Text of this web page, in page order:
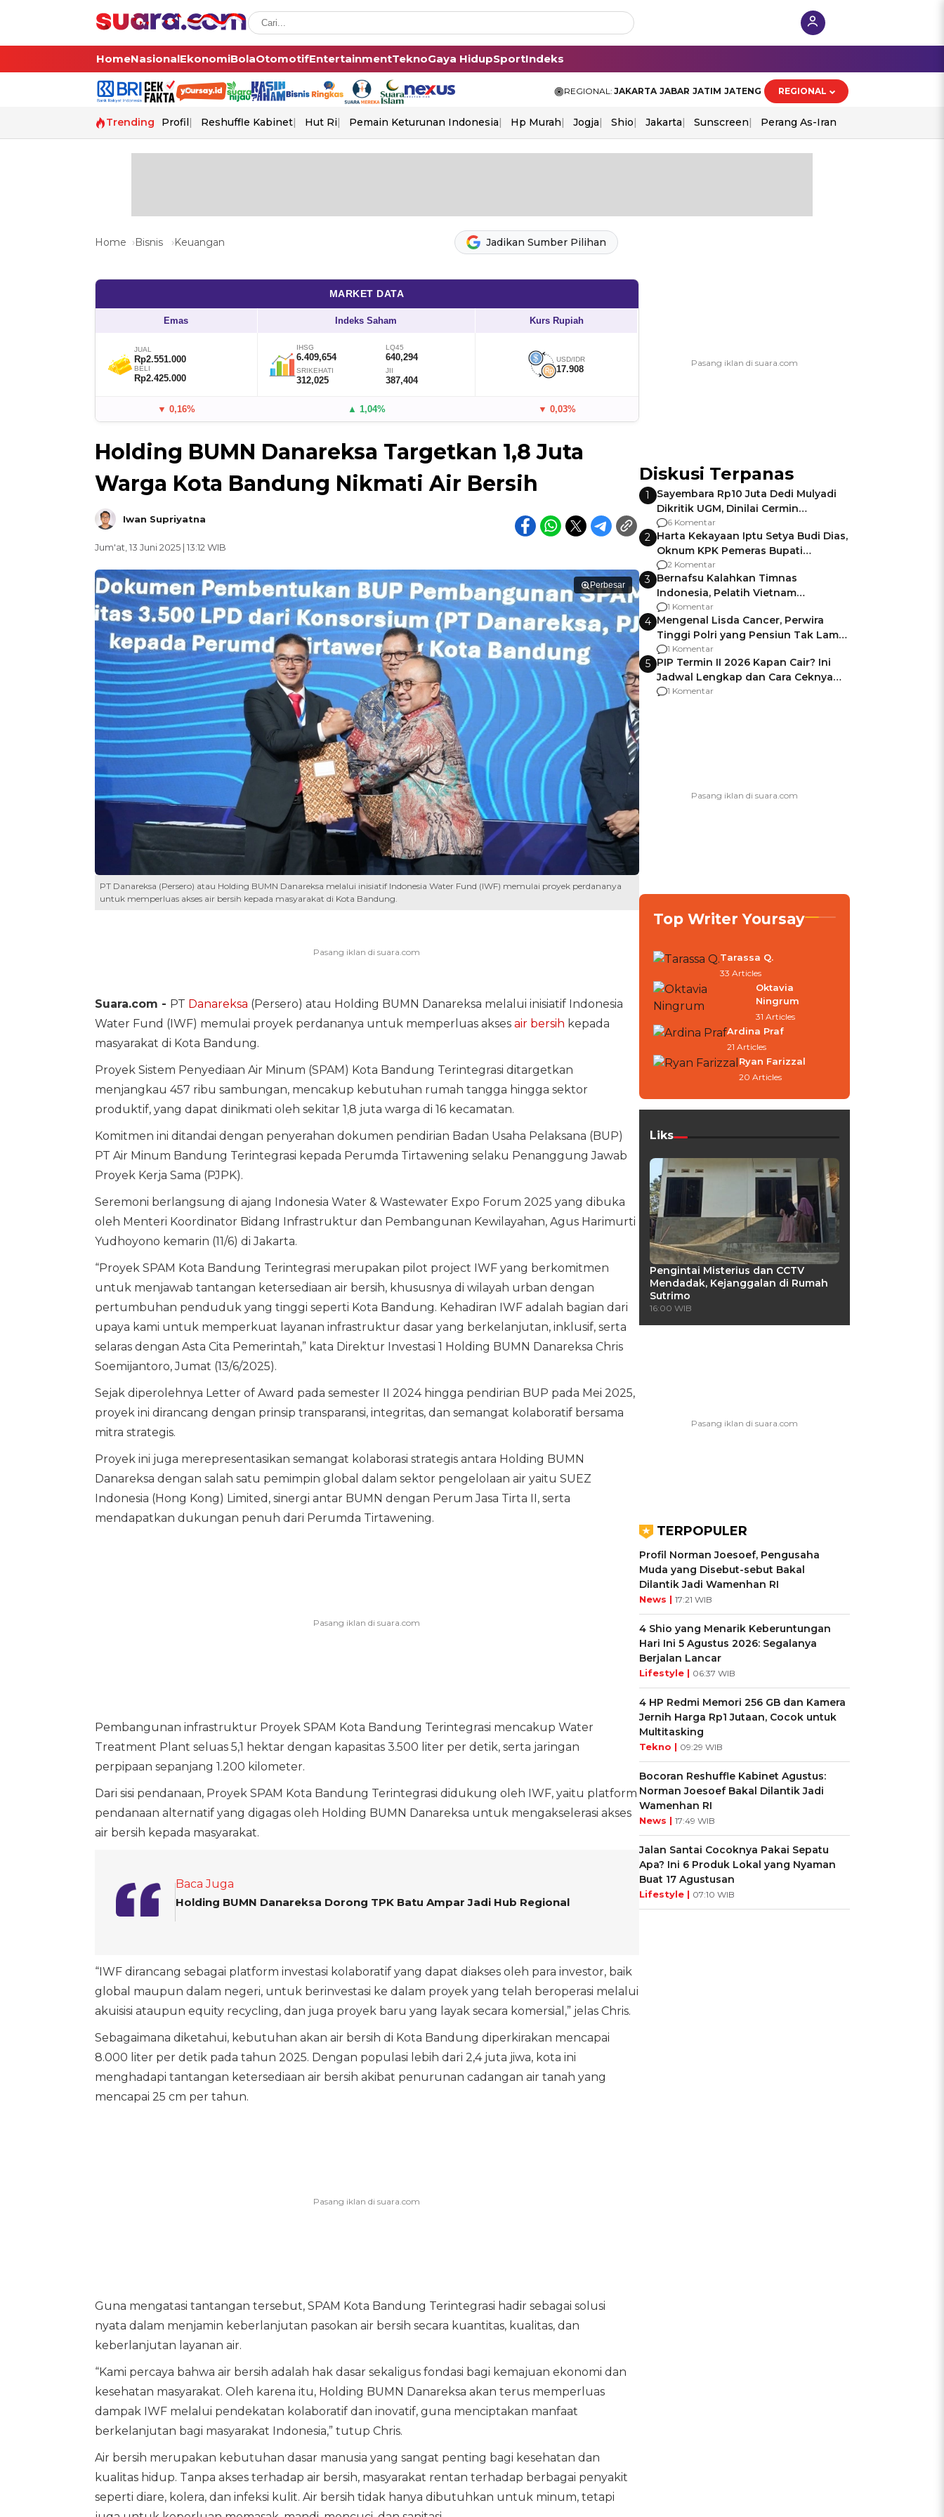
HomeNasionalEkonomiBolaOtomotifEntertainmentTeknoGaya HidupSportIndeks
REGIONAL: JAKARTA JABAR JATIM JATENG REGIONAL
Trending Profil Reshuffle Kabinet Hut Ri Pemain Keturunan Indonesia Hp Murah Jogja Shio Jakarta Sunscreen Perang As-Iran
Home Bisnis Keuangan Jadikan Sumber Pilihan
MARKET DATA
Emas Indeks Saham Kurs Rupiah
JUAL
Rp2.551.000
BELI
Rp2.425.000
IHSG
6.409,654
LQ45
640,294
SRIKEHATI
312,025
JII
387,404
USD/IDR
17.908
▼ 0,16% ▲ 1,04% ▼ 0,03%
Holding BUMN Danareksa Targetkan 1,8 Juta
Warga Kota Bandung Nikmati Air Bersih
Iwan Supriyatna
Jum'at, 13 Juni 2025 | 13:12 WIB
Perbesar
PT Danareksa (Persero) atau Holding BUMN Danareksa melalui inisiatif Indonesia Water Fund (IWF) memulai proyek perdananya
untuk memperluas akses air bersih kepada masyarakat di Kota Bandung.
Suara.com - PT Danareksa (Persero) atau Holding BUMN Danareksa melalui inisiatif Indonesia
Water Fund (IWF) memulai proyek perdananya untuk memperluas akses air bersih kepada
masyarakat di Kota Bandung.
Proyek Sistem Penyediaan Air Minum (SPAM) Kota Bandung Terintegrasi ditargetkan
menjangkau 457 ribu sambungan, mencakup kebutuhan rumah tangga hingga sektor
produktif, yang dapat dinikmati oleh sekitar 1,8 juta warga di 16 kecamatan.
Komitmen ini ditandai dengan penyerahan dokumen pendirian Badan Usaha Pelaksana (BUP)
PT Air Minum Bandung Terintegrasi kepada Perumda Tirtawening selaku Penanggung Jawab
Proyek Kerja Sama (PJPK).
Seremoni berlangsung di ajang Indonesia Water & Wastewater Expo Forum 2025 yang dibuka
oleh Menteri Koordinator Bidang Infrastruktur dan Pembangunan Kewilayahan, Agus Harimurti
Yudhoyono kemarin (11/6) di Jakarta.
“Proyek SPAM Kota Bandung Terintegrasi merupakan pilot project IWF yang berkomitmen
untuk menjawab tantangan ketersediaan air bersih, khususnya di wilayah urban dengan
pertumbuhan penduduk yang tinggi seperti Kota Bandung. Kehadiran IWF adalah bagian dari
upaya kami untuk memperkuat layanan infrastruktur dasar yang berkelanjutan, inklusif, serta
selaras dengan Asta Cita Pemerintah,” kata Direktur Investasi 1 Holding BUMN Danareksa Chris
Soemijantoro, Jumat (13/6/2025).
Sejak diperolehnya Letter of Award pada semester II 2024 hingga pendirian BUP pada Mei 2025,
proyek ini dirancang dengan prinsip transparansi, integritas, dan semangat kolaboratif bersama
mitra strategis.
Proyek ini juga merepresentasikan semangat kolaborasi strategis antara Holding BUMN
Danareksa dengan salah satu pemimpin global dalam sektor pengelolaan air yaitu SUEZ
Indonesia (Hong Kong) Limited, sinergi antar BUMN dengan Perum Jasa Tirta II, serta
mendapatkan dukungan penuh dari Perumda Tirtawening.
Pembangunan infrastruktur Proyek SPAM Kota Bandung Terintegrasi mencakup Water
Treatment Plant seluas 5,1 hektar dengan kapasitas 3.500 liter per detik, serta jaringan
perpipaan sepanjang 1.200 kilometer.
Dari sisi pendanaan, Proyek SPAM Kota Bandung Terintegrasi didukung oleh IWF, yaitu platform
pendanaan alternatif yang digagas oleh Holding BUMN Danareksa untuk mengakselerasi akses
air bersih kepada masyarakat.
Baca Juga
Holding BUMN Danareksa Dorong TPK Batu Ampar Jadi Hub Regional
“IWF dirancang sebagai platform investasi kolaboratif yang dapat diakses oleh para investor, baik
global maupun dalam negeri, untuk berinvestasi ke dalam proyek yang telah beroperasi melalui
akuisisi ataupun equity recycling, dan juga proyek baru yang layak secara komersial,” jelas Chris.
Sebagaimana diketahui, kebutuhan akan air bersih di Kota Bandung diperkirakan mencapai
8.000 liter per detik pada tahun 2025. Dengan populasi lebih dari 2,4 juta jiwa, kota ini
menghadapi tantangan ketersediaan air bersih akibat penurunan cadangan air tanah yang
mencapai 25 cm per tahun.
Guna mengatasi tantangan tersebut, SPAM Kota Bandung Terintegrasi hadir sebagai solusi
nyata dalam menjamin keberlanjutan pasokan air bersih secara kuantitas, kualitas, dan
keberlanjutan layanan air.
“Kami percaya bahwa air bersih adalah hak dasar sekaligus fondasi bagi kemajuan ekonomi dan
kesehatan masyarakat. Oleh karena itu, Holding BUMN Danareksa akan terus memperluas
dampak IWF melalui pendekatan kolaboratif dan inovatif, guna menciptakan manfaat
berkelanjutan bagi masyarakat Indonesia,” tutup Chris.
Air bersih merupakan kebutuhan dasar manusia yang sangat penting bagi kesehatan dan
kualitas hidup. Tanpa akses terhadap air bersih, masyarakat rentan terhadap berbagai penyakit
seperti diare, kolera, dan infeksi kulit. Air bersih tidak hanya dibutuhkan untuk minum, tetapi
Diskusi Terpanas
1
Sayembara Rp10 Juta Dedi Mulyadi
Dikritik UGM, Dinilai Cermin
Gagalnya Negara Jamin Keamanan
6 Komentar
2 Harta Kekayaan Iptu Setya Budi Dias,
Oknum KPK Pemeras Bupati
Pemalang
2 Komentar
3 Bernafsu Kalahkan Timnas
Indonesia, Pelatih Vietnam
Berencana Pakai Jimat di Pakansari
1 Komentar
4 Mengenal Lisda Cancer, Perwira
Tinggi Polri yang Pensiun Tak Lama
Usai Jadi Brigjen
1 Komentar
5 PIP Termin II 2026 Kapan Cair? Ini
Jadwal Lengkap dan Cara Ceknya
agar Dana Tidak Hangus!
1 Komentar
Top Writer Yoursay
Tarassa Q.
33 Articles
Oktavia
Ningrum
31 Articles
Ardina Praf
21 Articles
Ryan Farizzal
20 Articles
Liks
Pengintai Misterius dan CCTV
Mendadak, Kejanggalan di Rumah
Sutrimo
16:00 WIB
TERPOPULER
Profil Norman Joesoef, Pengusaha
Muda yang Disebut-sebut Bakal
Dilantik Jadi Wamenhan RI
News | 17:21 WIB
4 Shio yang Menarik Keberuntungan
Hari Ini 5 Agustus 2026: Segalanya
Berjalan Lancar
Lifestyle | 06:37 WIB
4 HP Redmi Memori 256 GB dan Kamera
Jernih Harga Rp1 Jutaan, Cocok untuk
Multitasking
Tekno | 09:29 WIB
Bocoran Reshuffle Kabinet Agustus:
Norman Joesoef Bakal Dilantik Jadi
Wamenhan RI
News | 17:49 WIB
Jalan Santai Cocoknya Pakai Sepatu
Apa? Ini 6 Produk Lokal yang Nyaman
Buat 17 Agustusan
Lifestyle | 07:10 WIB